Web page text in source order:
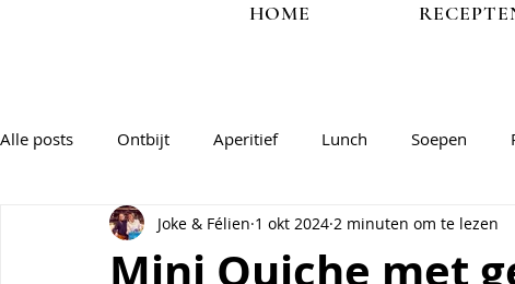
HOME
Alle posts Ontbijt Aperitief Lunch Soepen
Vis Veggie Salades & groentegerechten
Mini Quiche met
Joke & Félien 1 okt 2024 2 minuten om te lezen